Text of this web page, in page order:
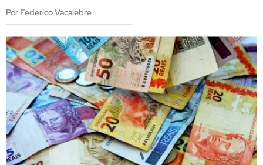
Por Federico Vacalebre